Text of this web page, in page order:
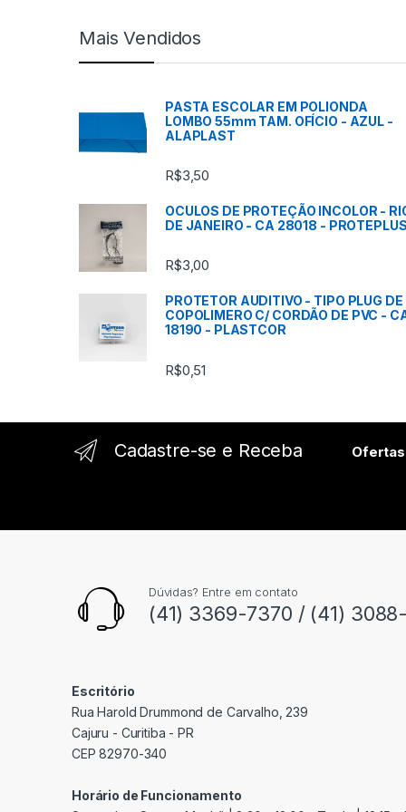
l
Mais Vendidos
PASTA ESCOLAR EM POLIONDA
LOMBO 55mm TAM. OFÍCIO - AZUL -
ALAPLAST
R$3,50
OCULOS DE PROTEÇÃO INCOLOR -
DE JANEIRO - CA 28018 - PROTEPLUS
R$3,00
PROTETOR AUDITIVO - TIPO PLUG DE
COPOLIMERO C/ CORDÃO DE PVC -
18190 - PLASTCOR
R$0,51
Cadastre-se e Receba
Dúvidas? Entre em contato
(41) 3369-7370 / (41)
Escritório
Rua Harold Drummond de Carvalho, 239
Cajuru - Curitiba - PR
CEP 82970-340
Horário de Funcionamento